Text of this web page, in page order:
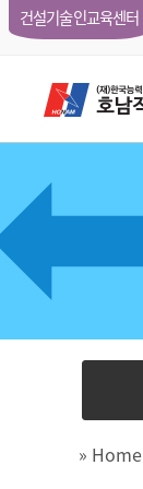
건설기술인교육센터
» Home